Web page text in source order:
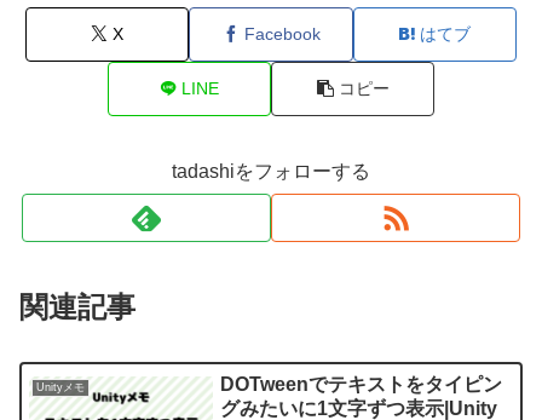
X Facebook はてブ
LINE コピー
tadashiをフォローする
関連記事
Unityメモ
DOTweenでテキストをタイピン
グみたいに1文字ずつ表示|Unity